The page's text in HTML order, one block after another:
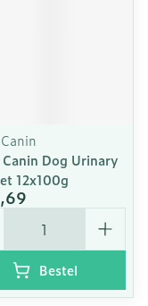
Dog Urinary
12x100g
Bestel